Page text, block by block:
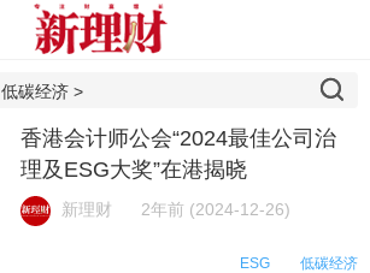
低碳经济 >
香港会计师公会“2024最佳公司治
理及ESG大奖”在港揭晓
新理财 2年前 (2024-12-26)
ESG 低碳经济